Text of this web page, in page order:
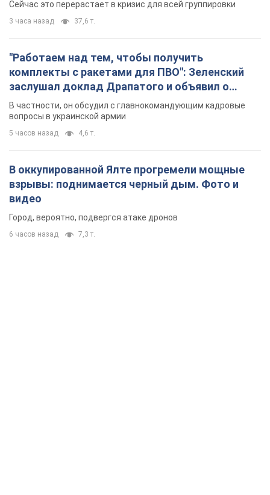
Сейчас это перерастает в кризис для всей группировки
3 часа назад 37,6 т.
"Работаем над тем, чтобы получить
комплекты с ракетами для ПВО": Зеленский
заслушал доклад Драпатого и объявил о
новых мерах
В частности, он обсудил с главнокомандующим кадровые
вопросы в украинской армии
5 часов назад 4,6 т.
В оккупированной Ялте прогремели мощные
взрывы: поднимается черный дым. Фото и
видео
Город, вероятно, подвергся атаке дронов
6 часов назад 7,3 т.